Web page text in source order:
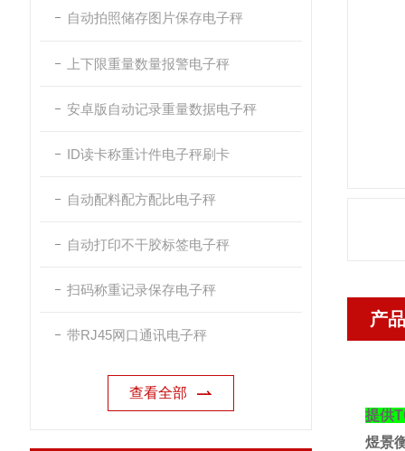
自动拍照储存图片保存电子秤
上下限重量数量报警电子秤
安卓版自动记录重量数据电子秤
ID读卡称重计件电子秤刷卡
自动配料配方配比电子秤
自动打印不干胶标签电子秤
扫码称重记录保存电子秤
带RJ45网口通讯电子秤
查看全部
产
提供
煜景